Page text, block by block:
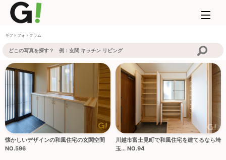
ギフトフォトグラム
懐かしいデザインの和風住宅の玄関空間
NO.596
川越市富士見町で和風住宅を建てるなら埼
玉... NO.94